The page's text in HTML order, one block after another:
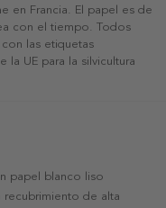
en Francia. El papel es de
con el tiempo. Todos
las etiquetas
la UE para la silvicultura
papel blanco liso
recubrimiento de alta